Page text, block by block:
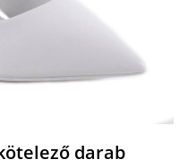
darab